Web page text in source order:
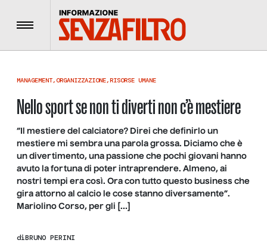
Menu
MANAGEMENT,ORGANIZZAZIONE,RISORSE UMANE
Nello sport se non ti diverti non c’è mestiere
“Il mestiere del calciatore? Direi che definirlo un
mestiere mi sembra una parola grossa. Diciamo che è
un divertimento, una passione che pochi giovani hanno
avuto la fortuna di poter intraprendere. Almeno, ai
nostri tempi era così. Ora con tutto questo business che
gira attorno al calcio le cose stanno diversamente”.
Mariolino Corso, per gli […]
diBRUNO PERINI